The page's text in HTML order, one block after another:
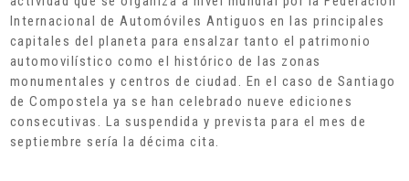
Internacional de Automóviles Antiguos en las principales
capitales del planeta para ensalzar tanto el patrimonio
automovilístico como el histórico de las zonas
monumentales y centros de ciudad. En el caso de Santiago
de Compostela ya se han celebrado nueve ediciones
consecutivas. La suspendida y prevista para el mes de
septiembre sería la décima cita.